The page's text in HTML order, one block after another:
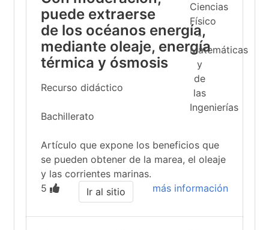
puede extraerse
de los océanos energía,
mediante oleaje, energía
térmica y ósmosis
Recurso didáctico
Bachillerato
Artículo que expone los beneficios que
se pueden obtener de la marea, el oleaje
y las corrientes marinas.
5
más información
Ir al sitio